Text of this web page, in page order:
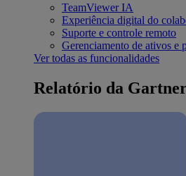
TeamViewer IA
Experiência digital do
Suporte e controle remoto
Gerenciamento de ativos e
Ver todas as funcionalidades
Relatório da